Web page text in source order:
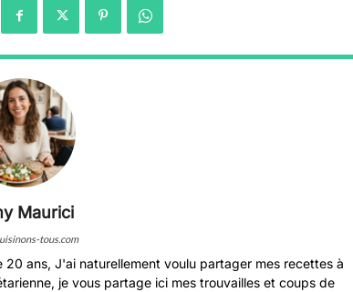
Maurici
tous.com
ans, J'ai naturellement voulu partager mes recettes à
je vous partage ici mes trouvailles et coups de